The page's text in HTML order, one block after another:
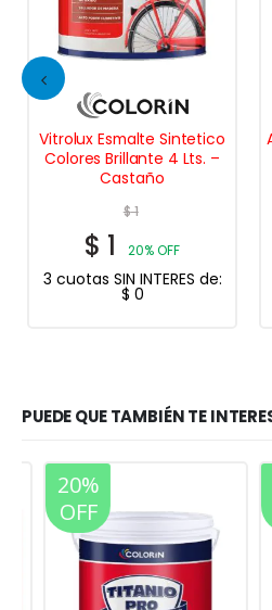
Vitrolux Esmalte Sintetico
Colores Brillante 4 Lts. –
Castaño
$1
$ 1 20% OFF
3 cuotas SIN INTERES de:
$ 0
PUEDE QUE TAMBIÉN TE
20%
OFF